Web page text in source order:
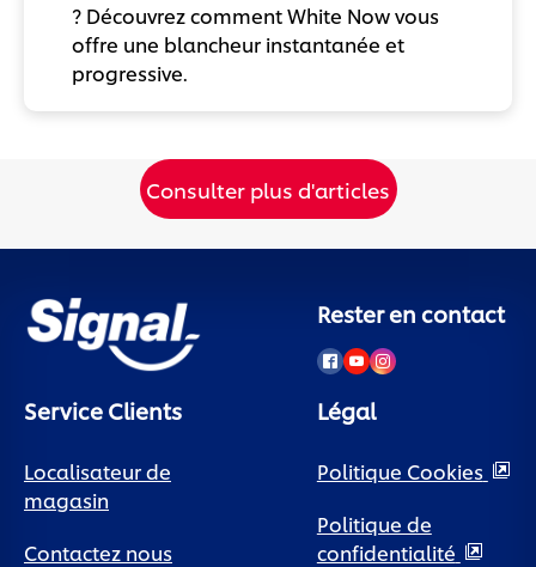
? Découvrez comment White Now vous
offre une blancheur instantanée et
progressive.
Consulter plus d'articles
Rester en contact
Service Clients
Localisateur de
magasin
Contactez nous
Légal
Politique Cookies
Politique de
confidentialité